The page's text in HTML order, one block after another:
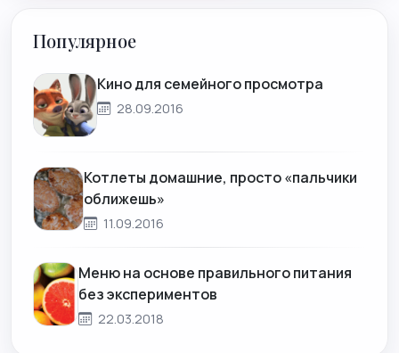
Популярное
Кино для семейного просмотра
28.09.2016
Котлеты домашние, просто «пальчики
оближешь»
11.09.2016
Меню на основе правильного питания
без экспериментов
22.03.2018